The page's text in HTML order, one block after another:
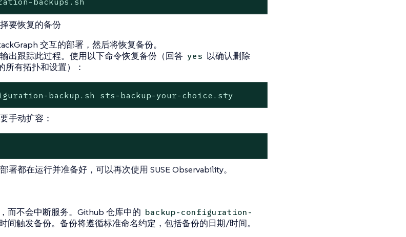
要恢复的备份
交互的部署，然后将恢复备份。
出跟踪此过程。使用以下命令恢复备份（回答 yes 以确认删除
所有拓扑和设置）：
backup.sh sts-backup-your-choice.sty
手动扩容：
署都在运行并准备好，可以再次使用 SUSE Observability。
而不会中断服务。Github 仓库中的 backup-configuration-
间触发备份。备份将遵循标准命名约定，包括备份的日期/时间。